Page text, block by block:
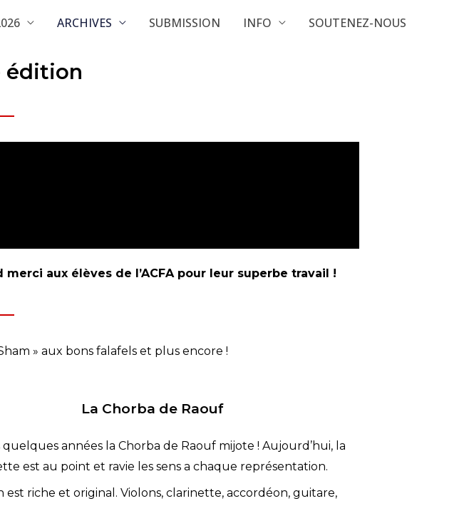
ARCHIVES SUBMISSION INFO SOUTENEZ-NOUS
édition
aux élèves de l’ACFA pour leur superbe travail !
» aux bons falafels et plus encore !
La Chorba de Raouf
quelques années la Chorba de Raouf mijote ! Aujourd’hui, la
est au point et ravie les sens a chaque représentation.
est riche et original. Violons, clarinette, accordéon, guitare,